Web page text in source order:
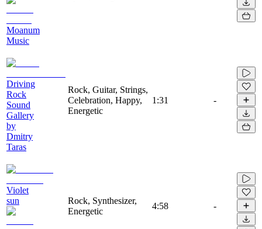
Moanum
Music
Driving
Rock
Sound
Gallery
by
Dmitry
Taras
Rock, Guitar, Strings,
Celebration, Happy,
Energetic
1:31 -
Violet
sun
Rock, Synthesizer,
Energetic
4:58 -